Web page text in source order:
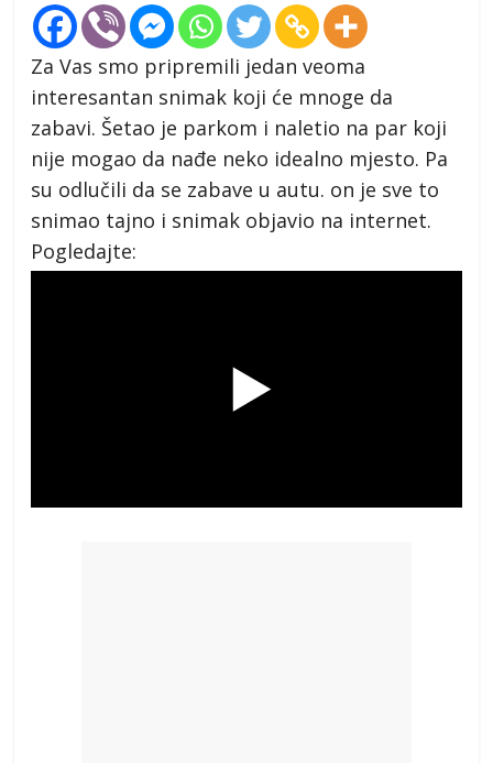
Za Vas smo pripremili jedan veoma
interesantan snimak koji će mnoge da
zabavi. Šetao je parkom i naletio na par koji
nije mogao da nađe neko idealno mjesto. Pa
su odlučili da se zabave u autu. on je sve to
snimao tajno i snimak objavio na internet.
Pogledajte: